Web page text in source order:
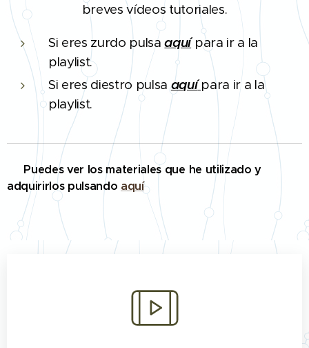
breves vídeos tutoriales.
Si eres zurdo pulsaaquí para ir a la
playlist.
Si eres diestro pulsaaquí para ir a la
playlist.
🔨 Puedes ver los materiales que he utilizado y
adquirirlos pulsando aquí